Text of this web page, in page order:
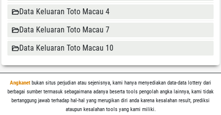
Data Keluaran Toto Macau 4
Data Keluaran Toto Macau 7
Data Keluaran Toto Macau 10
Angkanetbukan situs perjudian atau sejenisnya, kami hanya menyediakan data-data lottery dari
berbagai sumber termasuk sebagaimana adanya beserta tools pengolah angka lainnya, kami tidak
bertanggung jawab terhadap hal-hal yang merugikan diri anda karena kesalahan result, prediksi
ataupun kesalahan tools yang kami miliki.